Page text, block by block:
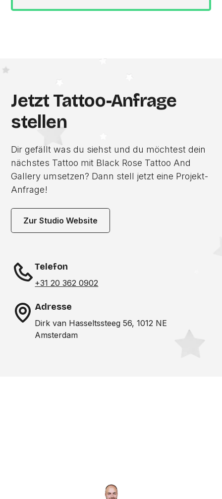
Jetzt Tattoo-Anfrage
stellen
Dir gefällt was du siehst und du möchtest dein
nächstes Tattoo mit Black Rose Tattoo And
Gallery umsetzen? Dann stell jetzt eine Projekt-
Anfrage!
Zur Studio Website
Telefon
+31 20 362 0902
Adresse
Dirk van Hasseltssteeg 56, 1012 NE
Amsterdam